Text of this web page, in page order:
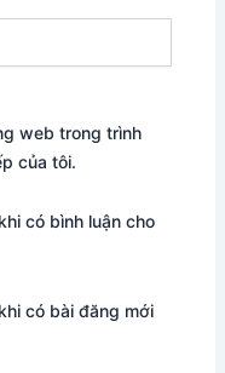
web trong trình
của tôi.
có bình luận cho
có bài đăng mới